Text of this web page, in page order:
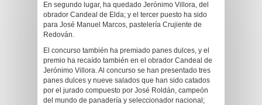
En segundo lugar, ha quedado Jerónimo Villora, del
obrador Candeal de Elda; y el tercer puesto ha sido
para José Manuel Marcos, pastelería Crujiente de
Redován.
El concurso también ha premiado panes dulces, y el
premio ha recaído también en el obrador Candeal de
Jerónimo Villora. Al concurso se han presentado tres
panes dulces y nueve salados que han sido catados
por el jurado compuesto por José Roldán, campeón
del mundo de panadería y seleccionador nacional;